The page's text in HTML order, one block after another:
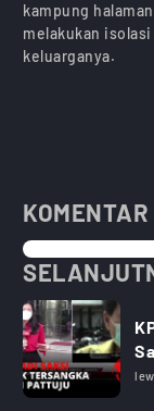
kampung
melakukan
keluarganya.
KOMENTAR